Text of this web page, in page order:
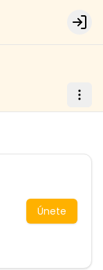
Login
Únete